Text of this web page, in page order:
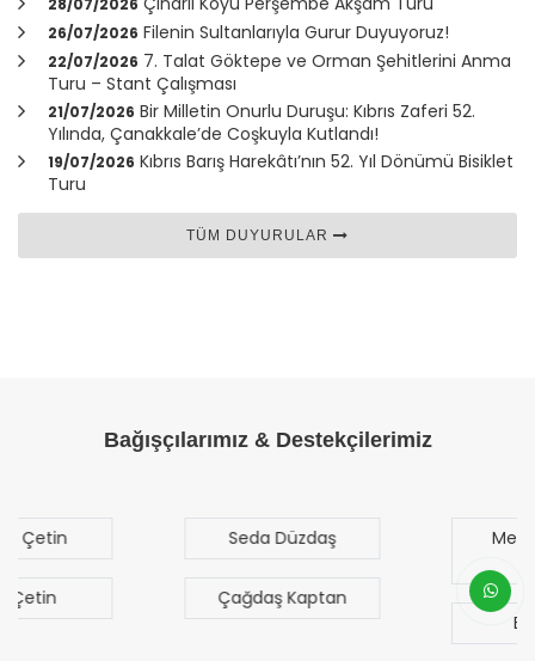
26/07/2026 Filenin Sultanlarıyla Gurur Duyuyoruz!
22/07/2026 7. Talat Göktepe ve Orman Şehitlerini Anma
Turu – Stant Çalışması
21/07/2026 Bir Milletin Onurlu Duruşu: Kıbrıs Zaferi 52.
Yılında, Çanakkale’de Coşkuyla Kutlandı!
19/07/2026 Kıbrıs Barış Harekâtı’nın 52. Yıl Dönümü Bisiklet
Turu
TÜM DUYURULAR
Bağışçılarımız & Destekçilerimiz
Sezgen
Bilal Türk